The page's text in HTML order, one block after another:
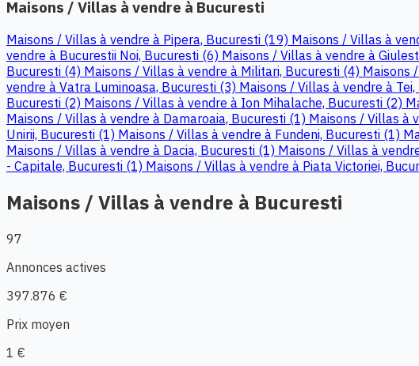
Maisons / Villas à vendre à Bucuresti
Maisons / Villas à vendre à Pipera, Bucuresti (19) Maisons / Villas à
vendre à Bucurestii Noi, Bucuresti (6) Maisons / Villas à vendre à
Bucuresti (4) Maisons / Villas à vendre à Militari, Bucuresti (4) Maisons
vendre à Vatra Luminoasa, Bucuresti (3) Maisons / Villas à vendre à
Bucuresti (2) Maisons / Villas à vendre à Ion Mihalache, Bucuresti (2)
Maisons / Villas à vendre à Damaroaia, Bucuresti (1) Maisons / Villas à
Unirii, Bucuresti (1) Maisons / Villas à vendre à Fundeni, Bucuresti (1)
Maisons / Villas à vendre à Dacia, Bucuresti (1) Maisons / Villas à
- Capitale, Bucuresti (1) Maisons / Villas à vendre à Piata Victoriei,
Maisons / Villas à vendre à Bucuresti
97
Annonces actives
397.876 €
Prix moyen
1 €